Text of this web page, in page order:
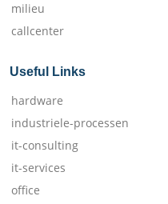
milieu
callcenter
Useful Links
hardware
industriele-processen
it-consulting
it-services
office